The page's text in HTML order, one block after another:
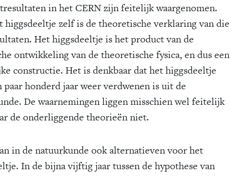
in het CERN zijn feitelijk waargenomen.
higgsdeeltje zelf is de theoretische verklaring van die
Het higgsdeeltje is het product van de
ontwikkeling van de theoretische fysica, en dus een
constructie. Het is denkbaar dat het higgsdeeltje
paar honderd jaar weer verdwenen is uit de
De waarnemingen liggen misschien wel feitelijk
de onderliggende theorieën niet.
in de natuurkunde ook alternatieven voor het
In de bijna vijftig jaar tussen de hypothese van